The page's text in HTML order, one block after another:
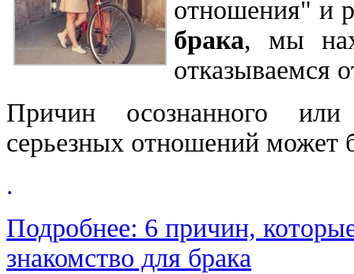
отношения" и
брака, мы
отказываемся
Причин осознанного или
серьезных отношений может
.
Подробнее: 6 причин,
знакомство для брака